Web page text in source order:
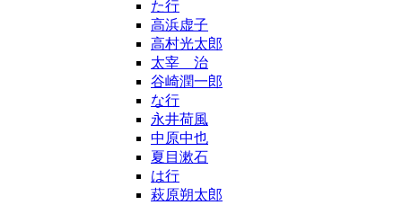
た行
高浜虚子
高村光太郎
太宰 治
谷崎潤一郎
な行
永井荷風
中原中也
夏目漱石
は行
萩原朔太郎